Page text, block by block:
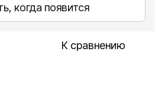
когда появится
К сравнению